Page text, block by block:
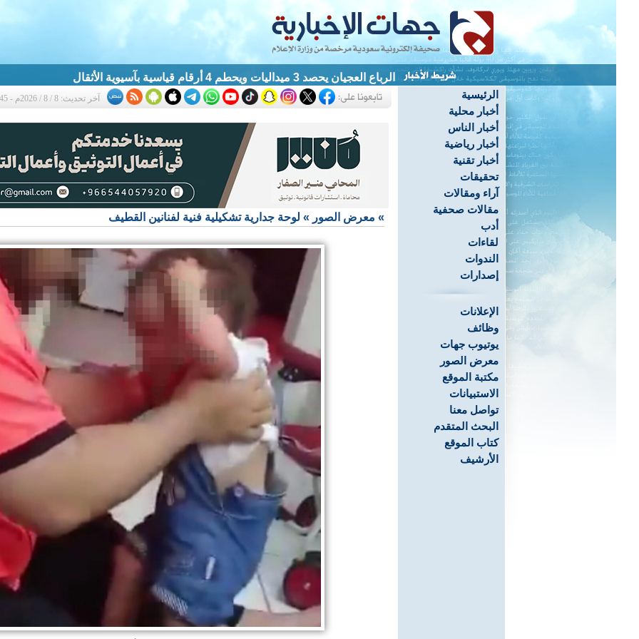
الرباع العجيان يحصد 3 ميداليات ويحطم 4 أرقام قياسية بآسيوية الأثقال
الرئيسية
أخبار محلية
أخبار الناس
أخبار رياضية
أخبار تقنية
تحقيقات
آراء ومقالات
مقالات صحفية
أدب
لقاءات
الندوات
إصدارات
الإعلانات
وظائف
يوتيوب جهات
معرض الصور
مكتبة الموقع
الاستبيانات
تواصل معنا
البحث المتقدم
كتاب الموقع
الأرشيف
آخر تحديث: 8 / 8 / 2026م - 1:45 ص
» معرض الصور » لوحة جدارية تشكيلية فنية لفنانين القطيف